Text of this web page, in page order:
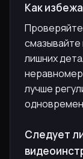
Как
лишних
лучше
Следует